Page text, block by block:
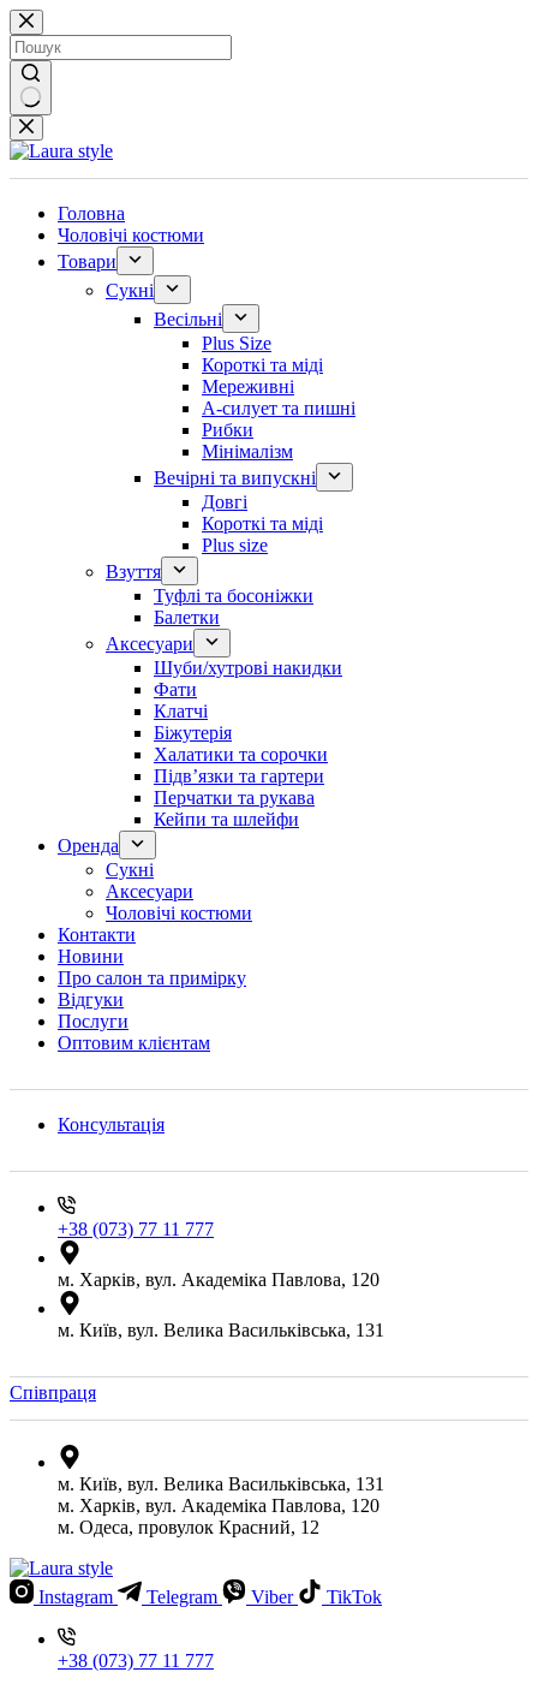
Перейти
до
вмісту
Немає
результатів
Головна
Чоловічі костюми
Товари
Сукні
Весільні
Plus Size
Короткі та міді
Мереживні
А-силует та пишні
Рибки
Мінімалізм
Вечірні та випускні
Довгі
Короткі та міді
Plus size
Взуття
Туфлі та босоніжки
Балетки
Аксесуари
Шуби/хутрові накидки
Фати
Клатчі
Біжутерія
Халатики та сорочки
Підвʼязки та гартери
Перчатки та рукава
Кейпи та шлейфи
Оренда
Сукні
Аксесуари
Чоловічі костюми
Контакти
Новини
Про салон та примірку
Відгуки
Послуги
Оптовим клієнтам
Консультація
+38 (073) 77 11 777
м. Харків, вул. Академіка Павлова, 120
м. Київ, вул. Велика Васильківська, 131
Співпраця
м. Київ, вул. Велика Васильківська, 131
м. Харків, вул. Академіка Павлова, 120
м. Одеса, провулок Красний, 12
Instagram Telegram Viber TikTok
+38 (073) 77 11 777